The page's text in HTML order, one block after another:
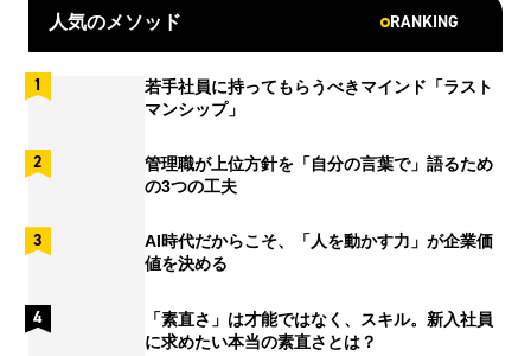
人気のメソッド RANKING
若手社員に持ってもらうべきマインド「ラスト
マンシップ」
管理職が上位方針を「自分の言葉で」語るため
の3つの工夫
AI時代だからこそ、「人を動かす力」が企業価
値を決める
「素直さ」は才能ではなく、スキル。新入社員
に求めたい本当の素直さとは？